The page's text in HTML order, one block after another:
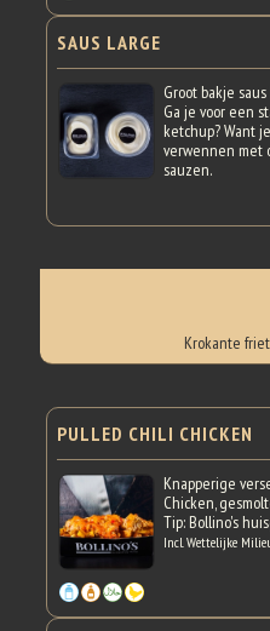
SAUS LARGE
Groot bakje
Ga je voor een
ketchup? Want
verwennen met
sauzen.
Krokante
PULLED CHILI CHICKEN
Knapperige
Chicken,
Tip: Bollino's
Incl. Wettelijke